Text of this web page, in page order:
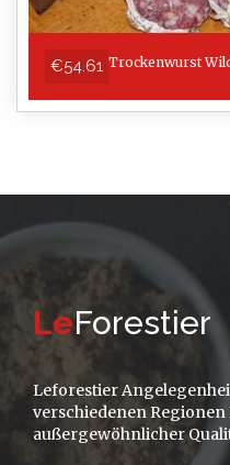
€54.61 Trockenwurst
LeForestier
Leforestier
verschiedenen
außergewöhnlicher